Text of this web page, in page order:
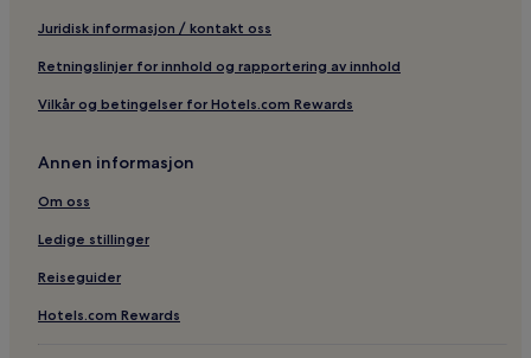
Juridisk informasjon / kontakt oss
Retningslinjer for innhold og rapportering av innhold
Vilkår og betingelser for Hotels.com Rewards
Annen informasjon
Om oss
Ledige stillinger
Reiseguider
Hotels.com Rewards